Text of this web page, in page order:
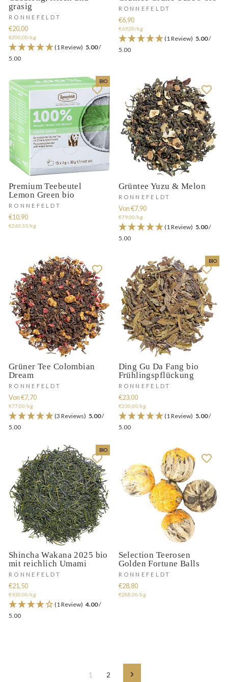
grasig
RONNEFELDT
€20,00
€200,00/kg
(1 Review) 5.00/
5.00
RONNEFELDT
€6,90
€69,00/kg
(1 Review) 5.00/
5.00
BIO
Premium Teebeutel
Lemon Green bio
RONNEFELDT
€10,90
€363,33/kg
Grüntee Yuzu & Melon
RONNEFELDT
Von €7,90
€79,00/kg
(1 Review) 5.00/
5.00
Grüner Tee Colombian
Dream
RONNEFELDT
Von €7,70
€77,00/kg
(3 Reviews) 5.00/
5.00
BIO
Ding Gu Da Fang bio
Frühlingspflückung
RONNEFELDT
€23,00
€230,00/kg
(1 Review) 5.00/
5.00
BIO
Shincha Wakana 2025 bio
mit reichlich Umami
RONNEFELDT
€21,50
€430,00/kg
(1 Review) 4.00/
5.00
Selection Teerosen
Golden Fortune Balls
RONNEFELDT
€28,80
€288,00/kg
1 2 Vorwärts